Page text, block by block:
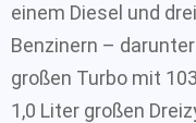
einem Diesel und
Benzinern –
großen Turbo mit
1,0 Liter großen